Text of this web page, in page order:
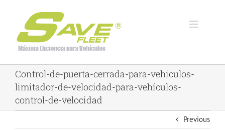
content
Control-de-puerta-cerrada-para-vehiculos-
limitador-de-velocidad-para-vehículos-
control-de-velocidad
Previous